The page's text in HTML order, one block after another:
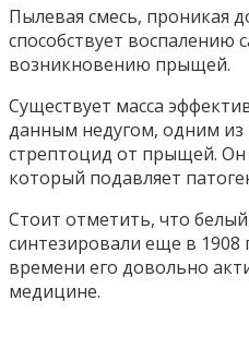
Пылевая смесь, проникая
способствует воспалению
возникновению прыщей.
Существует масса
данным недугом, одним из
стрептоцид от прыщей. Он
который подавляет
Стоит отметить, что
синтезировали еще в 1908
времени его довольно
медицине.